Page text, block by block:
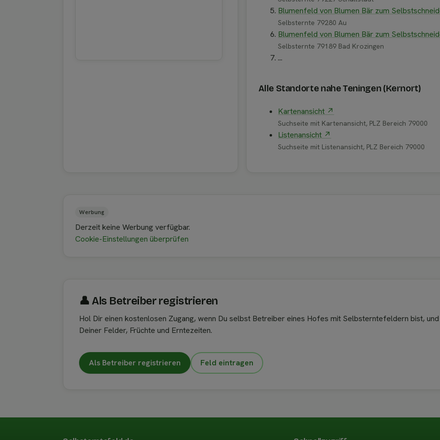
Blumenfeld von Blumen Bär zum
Selbsternte 79280 Au
Blumenfeld von Blumen Bär zum
Selbsternte 79189 Bad Krozingen
...
Alle Standorte nahe Teningen (Kernort)
Kartenansicht ↗
Suchseite mit Kartenansicht, PLZ Bereich 79000
Listenansicht ↗
Suchseite mit Listenansicht, PLZ Bereich 79000
Werbung
Derzeit keine Werbung verfügbar.
Cookie-Einstellungen überprüfen
👤︎ Als Betreiber registrieren
Hol Dir einen kostenlosen Zugang, wenn Du selbst Betreiber eines Hofes mit Selbsterntefeldern bist,
Deiner Felder, Früchte und Erntezeiten.
Als Betreiber registrieren Feld eintragen